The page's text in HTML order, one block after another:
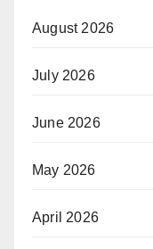
August 2026
July 2026
June 2026
May 2026
April 2026